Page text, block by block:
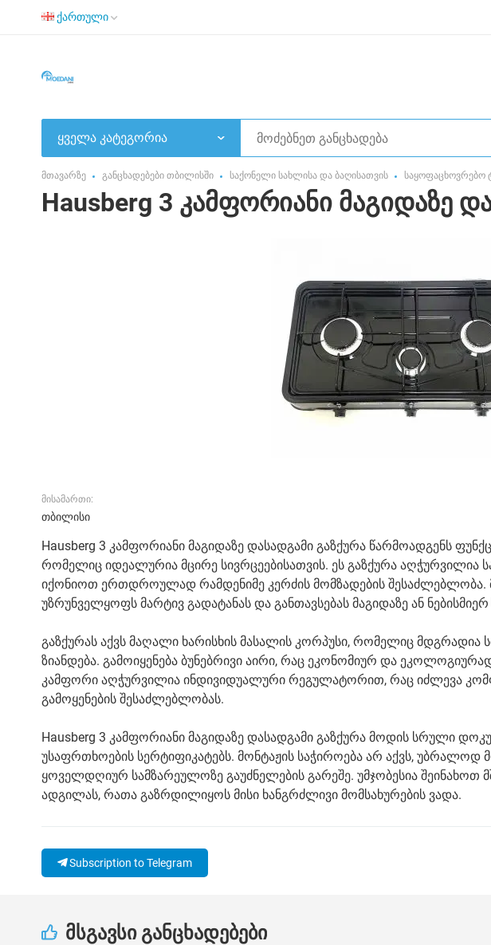
ქართული
ყველა კატეგორია
მთავარზე განცხადებები თბილისში საქონელი სახლისა და ბაღისათვის საყოფაცხოვრებო
Hausberg 3 კამფორიანი მაგიდაზე
მისამართი:
თბილისი
Hausberg 3 კამფორიანი მაგიდაზე დასადგამი გაზქურა წარმოადგენს
რომელიც იდეალურია მცირე სივრცეებისათვის. ეს გაზქურა აღჭურვილია
იქონიოთ ერთდროულად რამდენიმე კერძის მომზადების შესაძლებლობა.
უზრუნველყოფს მარტივ გადატანას და განთავსებას მაგიდაზე ან
გაზქურას აქვს მაღალი ხარისხის მასალის კორპუსი, რომელიც მდგრადია
ზიანდება. გამოიყენება ბუნებრივი აირი, რაც ეკონომიურ და
კამფორი აღჭურვილია ინდივიდუალური რეგულატორით, რაც იძლევა
გამოყენების შესაძლებლობას.
Hausberg 3 კამფორიანი მაგიდაზე დასადგამი გაზქურა მოდის სრული
უსაფრთხოების სერტიფიკატებს. მონტაჟის საჭიროება არ აქვს,
ყოველდღიურ სამზარეულოზე გაუძნელების გარეშე. უმჯობესია
ადგილას, რათა გაზრდილიყოს მისი ხანგრძლივი მომსახურების ვადა.
Subscription to Telegram
მსგავსი განცხადებები